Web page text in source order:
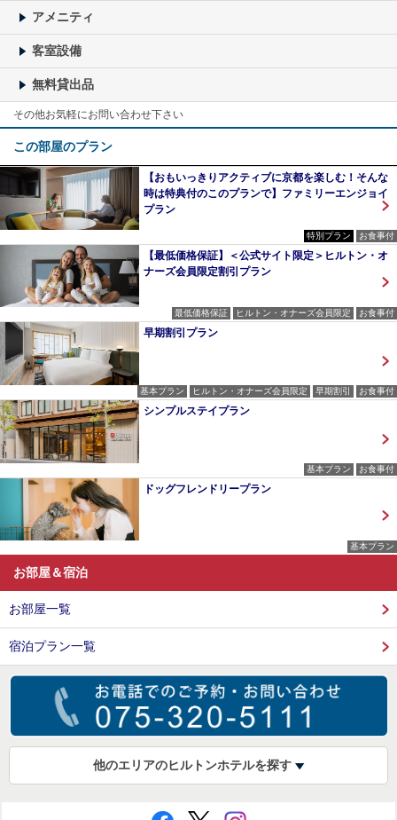
アメニティ
客室設備
無料貸出品
その他お気軽にお問い合わせ下さい
この部屋のプラン
【おもいっきりアクティブに京都を楽しむ！そんな
時は特典付のこのプランで】ファミリーエンジョイ
プラン
特別プラン お食事付
【最低価格保証】＜公式サイト限定＞ヒルトン・オ
ナーズ会員限定割引プラン
最低価格保証 ヒルトン・オナーズ会員限定 お食事付
早期割引プラン
基本プラン ヒルトン・オナーズ会員限定 早期割引 お食事付
シンプルステイプラン
基本プラン お食事付
ドッグフレンドリープラン
基本プラン
お部屋＆宿泊
お部屋一覧
宿泊プラン一覧
他のエリアのヒルトンホテルを探す